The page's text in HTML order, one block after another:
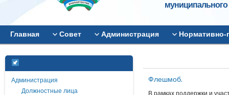
муниципального
Главная Совет Администрация
Администрация
Должностные лица
Флешмоб.
В рамках поддержки и